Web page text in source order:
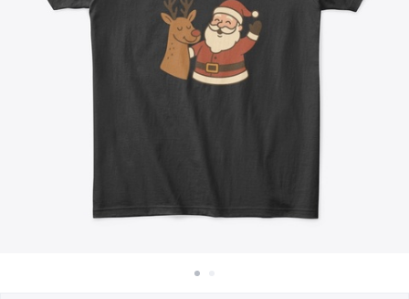
Verkoop overal
Verkoop alles
Unisex Classic Crewneck Sweatshirt
US$ 32,99